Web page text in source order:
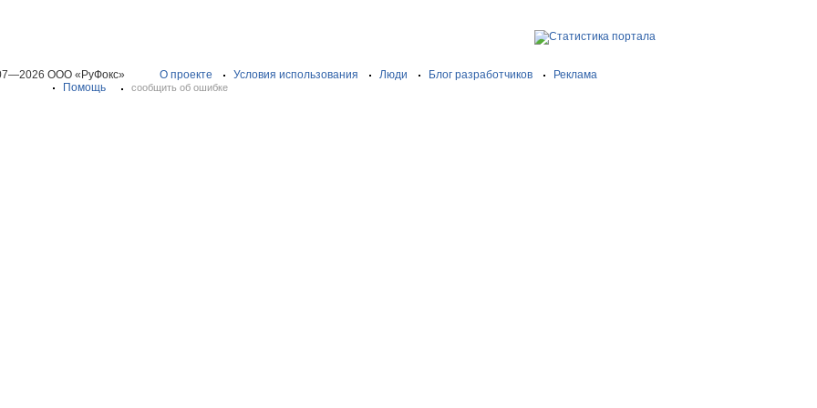
ООО «РуФокс» О проекте Условия использования Люди Блог разработчиков
Реклама
Помощь
сообщить об ошибке